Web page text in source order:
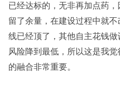
已经达标的，无非再加点药
留了余量，在建设过程中就
线已经顶了，其他自主花钱
风险降到最低，所以这是我
的融合非常重要。